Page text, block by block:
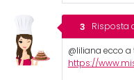
Risposta
@liliana ecco
https://